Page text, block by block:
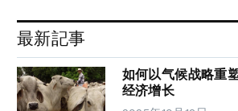
最新記事
如何以气候战略重
经济增长